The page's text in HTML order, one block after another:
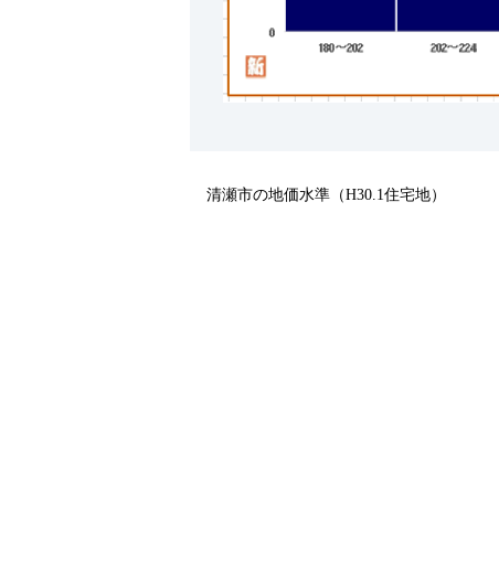
清瀬市の地価水準（H30.1住宅地）